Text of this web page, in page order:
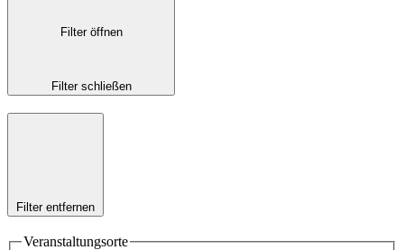
Filter öffnen
Filter schließen
Filter entfernen
Veranstaltungsorte